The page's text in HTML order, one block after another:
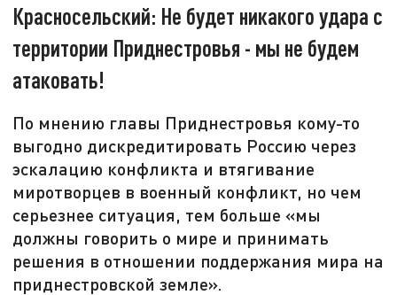
Красносельский: Не будет никакого удара с
территории Приднестровья - мы не будем
атаковать!
По мнению главы Приднестровья кому-то
выгодно дискредитировать Россию через
эскалацию конфликта и втягивание
миротворцев в военный конфликт, но чем
серьезнее ситуация, тем больше «мы
должны говорить о мире и принимать
решения в отношении поддержания мира на
приднестровской земле».